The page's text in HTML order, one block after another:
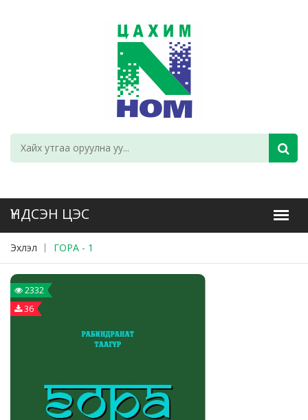
Эхлэл ГОРА - 1
2332
36